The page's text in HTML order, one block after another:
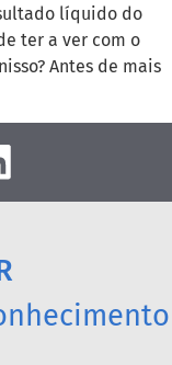
líquido do
ter a ver com o
Antes de mais